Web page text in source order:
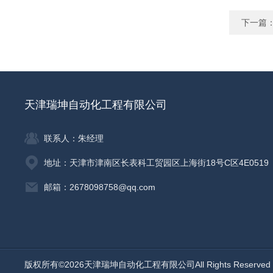
下一篇
天津瑞坤自动化工程有限公司
联系人：朱经理
地址：天津市津南区长表科工贸园区上海街18号C区4E0519
邮箱：2678098758@qq.com
版权所有©2026天津瑞坤自动化工程有限公司All Rights